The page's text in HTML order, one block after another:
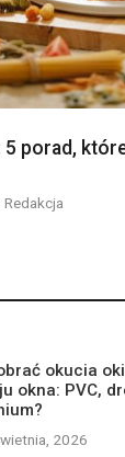
porad,
Redakcja
okucia
okna: PVC,
2026